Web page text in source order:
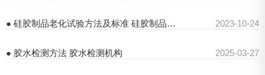
● 硅胶制品老化试验方法及标准 硅胶制品检测机构 2023-10-24
● 胶水检测方法 胶水检测机构 2025-03-27